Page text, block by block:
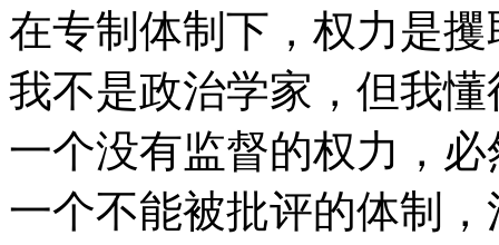
在专制体制下，权力是
我不是政治学家，但我
一个没有监督的权力，
一个不能被批评的体制